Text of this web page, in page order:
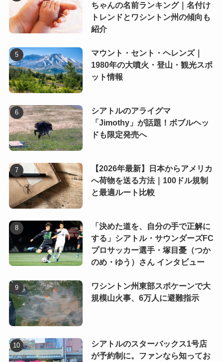
ちゃんの名前ランキング｜名付け
トレンドとワシントン州の傾向も
紹介
マウント・セント・ヘレンズ｜
1980年の大噴火・登山・観光スポ
ット情報
シアトルのアライグマ
「Jimothy」が話題！ボブルヘッ
ドも限定発売へ
【2026年最新】日本からアメリカ
へ荷物を送る方法｜100ドル規制
と最適ルート比較
「決めた道を、自分の手で正解に
する」シアトル・サウンダーズFC
プロサッカー選手・塚目憂（つか
のめ・ゆう）さん インタビュー
ワシントン州東部スポケーンで大
規模山火事、6万人に避難指示
シアトルのスターバックス1号店
が予約制に。ファンなら知ってお